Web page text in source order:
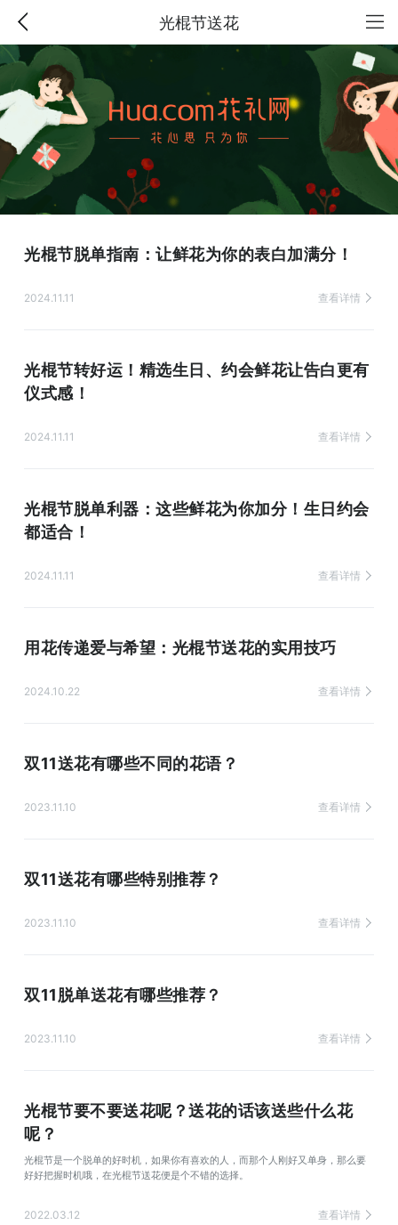
光棍节送花
光棍节脱单指南：让鲜花为你的表白加满分！
2024.11.11 查看详情
光棍节转好运！精选生日、约会鲜花让告白更有
仪式感！
2024.11.11 查看详情
光棍节脱单利器：这些鲜花为你加分！生日约会
都适合！
2024.11.11 查看详情
用花传递爱与希望：光棍节送花的实用技巧
2024.10.22 查看详情
双11送花有哪些不同的花语？
2023.11.10 查看详情
双11送花有哪些特别推荐？
2023.11.10 查看详情
双11脱单送花有哪些推荐？
2023.11.10 查看详情
光棍节要不要送花呢？送花的话该送些什么花
呢？
光棍节是一个脱单的好时机，如果你有喜欢的人，而那个人刚好又单身，那么要
好好把握时机哦，在光棍节送花便是个不错的选择。
2022.03.12 查看详情